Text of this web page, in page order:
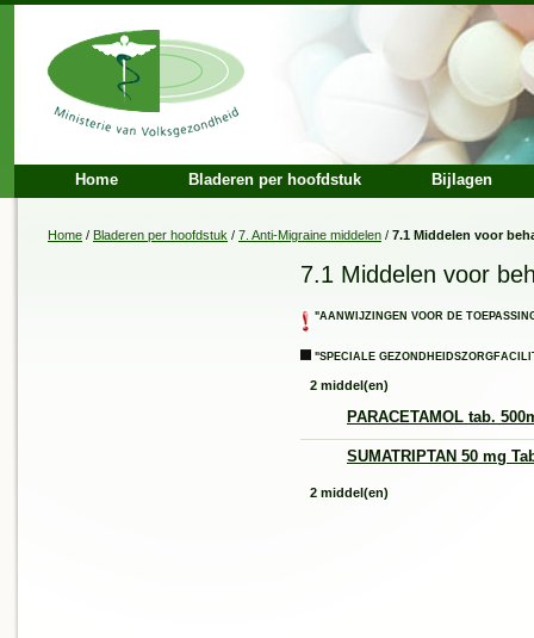
Home Bladeren per hoofdstuk Bijlagen
Home / Bladeren per hoofdstuk / 7. Anti-Migraine middelen / 7.1 Middelen voor
7.1 Middelen voor
"AANWIJZINGEN VOOR DE
"SPECIALE
2 middel(en)
PARACETAMOL tab.
SUMATRIPTAN 50 mg
2 middel(en)